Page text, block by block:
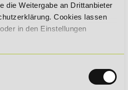
die Weitergabe an Drittanbieter
Cookies lassen
in den Einstellungen
Thema erfahren?Dann
Weiterbildung "Grundlagen der
(EDV)", in der die Themen
der EDV,
und Datenschutz behandelt